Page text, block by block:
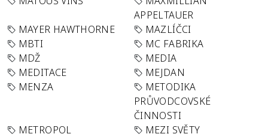
APPELTAUER
MAYER HAWTHORNE
MAZLÍČCI
MBTI
MC FABRIKA
MDŽ
MEDIA
MEDITACE
MEJDAN
MENZA
METODIKA
PRŮVODCOVSKÉ
ČINNOSTI
METROPOL
MEZI SVĚTY